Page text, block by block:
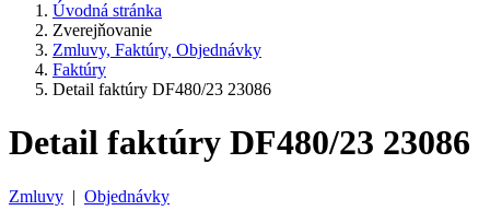
Úvodná stránka
Zverejňovanie
Zmluvy, Faktúry, Objednávky
Faktúry
Detail faktúry DF480/23 23086
Detail faktúry DF480/23 23086
Zmluvy | Objednávky